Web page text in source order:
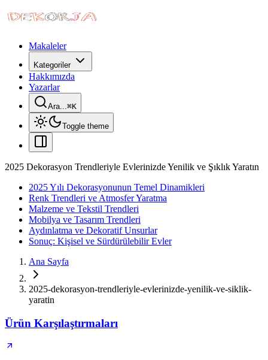
Makaleler
Kategoriler
Hakkımızda
Yazarlar
Ara...⌘K
Toggle theme
2025 Dekorasyon Trendleriyle Evlerinizde Yenilik ve Şıklık Yaratın
2025 Yılı Dekorasyonunun Temel Dinamikleri
Renk Trendleri ve Atmosfer Yaratma
Malzeme ve Tekstil Trendleri
Mobilya ve Tasarım Trendleri
Aydınlatma ve Dekoratif Unsurlar
Sonuç: Kişisel ve Sürdürülebilir Evler
Ana Sayfa
2025-dekorasyon-trendleriyle-evlerinizde-yenilik-ve-siklik-
yaratin
Ürün Karşılaştırmaları